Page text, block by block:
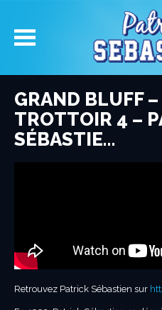
GRAND BLUFF
TROTTOIR 4 –
SÉBASTIE…
Retrouvez Patrick Sébastien sur